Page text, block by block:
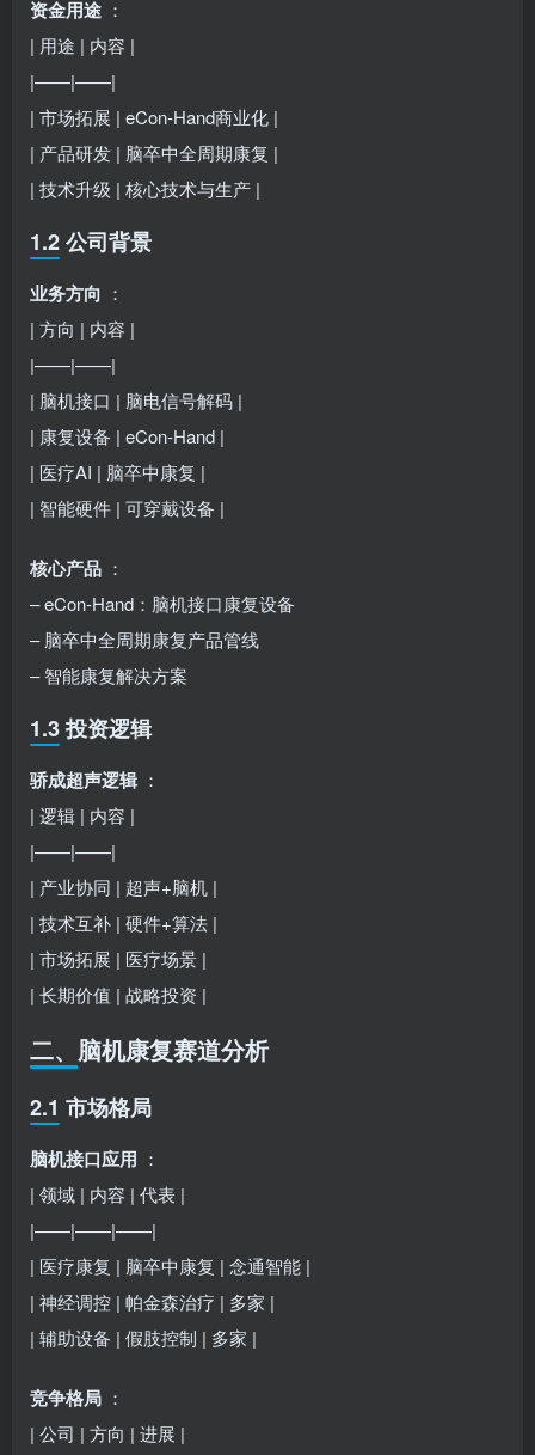
资金用途 ：
| 用途 | 内容 |
|——|——|
| 市场拓展 | eCon-Hand商业化 |
| 产品研发 | 脑卒中全周期康复 |
| 技术升级 | 核心技术与生产 |
1.2 公司背景
业务方向 ：
| 方向 | 内容 |
|——|——|
| 脑机接口 | 脑电信号解码 |
| 康复设备 | eCon-Hand |
| 医疗AI | 脑卒中康复 |
| 智能硬件 | 可穿戴设备 |
核心产品 ：
– eCon-Hand：脑机接口康复设备
– 脑卒中全周期康复产品管线
– 智能康复解决方案
1.3 投资逻辑
骄成超声逻辑 ：
| 逻辑 | 内容 |
|——|——|
| 产业协同 | 超声+脑机 |
| 技术互补 | 硬件+算法 |
| 市场拓展 | 医疗场景 |
| 长期价值 | 战略投资 |
二、脑机康复赛道分析
2.1 市场格局
脑机接口应用 ：
| 领域 | 内容 | 代表 |
|——|——|——|
| 医疗康复 | 脑卒中康复 | 念通智能 |
| 神经调控 | 帕金森治疗 | 多家 |
| 辅助设备 | 假肢控制 | 多家 |
竞争格局 ：
| 公司 | 方向 | 进展 |